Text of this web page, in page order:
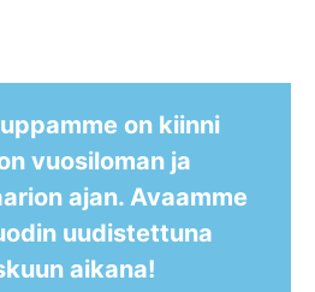
on kiinni
vuosiloman ja
ajan. Avaamme
uudistettuna
aikana!